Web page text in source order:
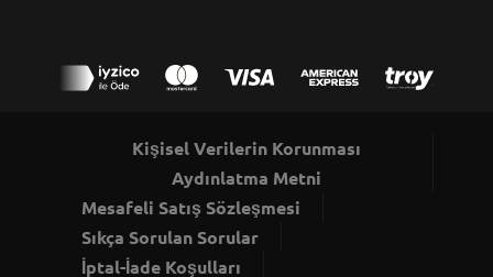
Kişisel Verilerin Korunması
Aydınlatma Metni
Mesafeli Satış Sözleşmesi
Sıkça Sorulan Sorular
İptal-İade Koşulları